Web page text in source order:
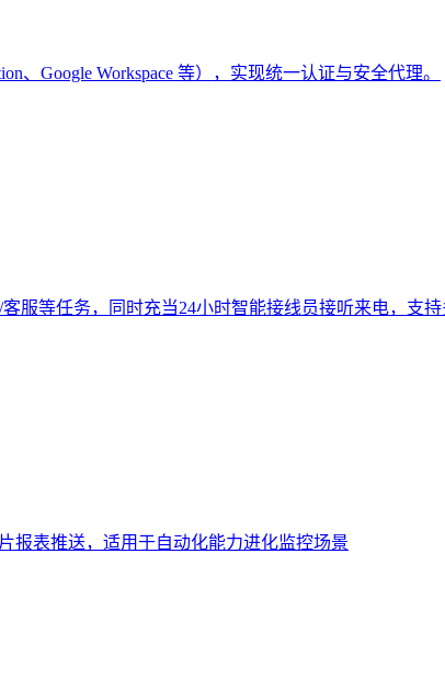
、Google Workspace 等），实现统一认证与安全代理。
等任务，同时充当24小时智能接线员接听来电，支持
报表推送，适用于自动化能力进化监控场景